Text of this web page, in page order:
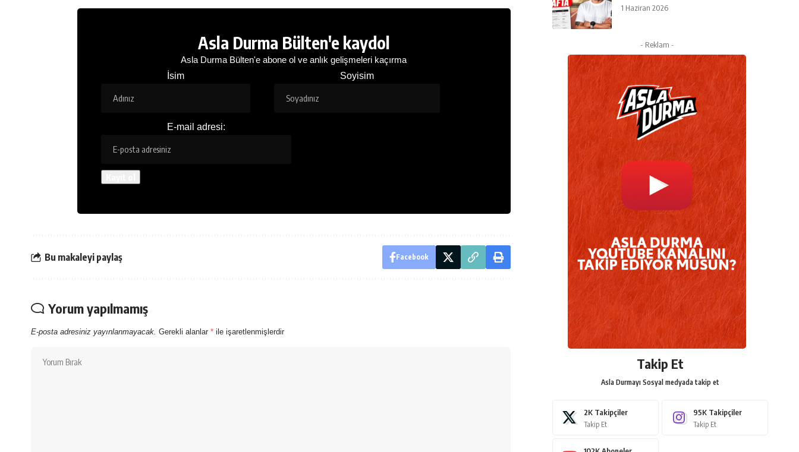
Asla Durma Bülten'e kaydol
Asla Durma Bülten'e abone ol ve anlık gelişmeleri kaçırma
İsim Soyisim
E-mail adresi:
Bu makaleyi paylaş Facebook
Yorum yapılmamış
E-posta adresiniz yayınlanmayacak. Gerekli alanlar * ile işaretlenmişlerdir
1 Haziran 2026
- Reklam -
Takip Et
Asla Durmayı Sosyal medyada takip et
2K Takipçiler
Takip Et
95K Takipçiler
Takip Et